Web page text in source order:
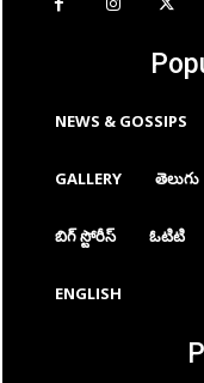
NEWS & GOSSIPS
GALLERY తెలుగు
బిగ్ స్టోరీస్ ఓటిటి
ENGLISH